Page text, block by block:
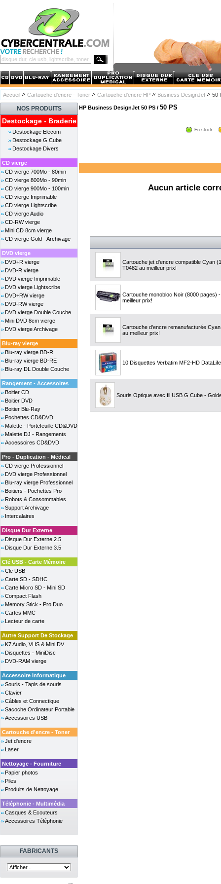
Accueil Cartouche d'encre - Toner Cartouche d'encre HP Business DesignJet 50
NOS PRODUITS
Destockage - Braderie
Destockage Elecom
Destockage G Cube
Destockage Divers
CD vierge
CD vierge 700Mo - 80min
CD vierge 800Mo - 90min
CD vierge 900Mo - 100min
CD vierge Imprimable
CD vierge Lightscribe
CD vierge Audio
CD-RW vierge
Mini CD 8cm vierge
CD vierge Gold - Archivage
DVD vierge
DVD+R vierge
DVD-R vierge
DVD vierge Imprimable
DVD vierge Lightscribe
DVD+RW vierge
DVD-RW vierge
DVD vierge Double Couche
Mini DVD 8cm vierge
DVD vierge Archivage
Blu-ray vierge
Blu-ray vierge BD-R
Blu-ray vierge BD-RE
Blu-ray DL Double Couche
Rangement - Accessoires
Boitier CD
Boitier DVD
Boitier Blu-Ray
Pochettes CD&DVD
Malette - Portefeuille CD&DVD
Malette DJ - Rangements
Accessoires CD&DVD
Pro - Duplication - Médical
CD vierge Professionnel
DVD vierge Professionnel
Blu-ray vierge Professionnel
Boitiers - Pochettes Pro
Robots & Consommables
Support Archivage
Intercalaires
Disque Dur Externe
Disque Dur Externe 2.5
Disque Dur Externe 3.5
Clé USB - Carte Mémoire
Cle USB
Carte SD - SDHC
Carte Micro SD - Mini SD
Compact Flash
Memory Stick - Pro Duo
Cartes MMC
Lecteur de carte
Autre Support De Stockage
K7 Audio, VHS & Mini DV
Disquettes - MiniDisc
DVD-RAM vierge
Accessoire Informatique
Souris - Tapis de souris
Clavier
Câbles et Connectique
Sacoche Ordinateur Portable
Accessoires USB
Cartouche d'encre - Toner
Jet d'encre
Laser
Nettoyage - Fourniture
Papier photos
Piles
Produits de Nettoyage
Téléphonie - Multimédia
Casques & Ecouteurs
Accessoires Téléphonie
FABRICANTS
HP Business DesignJet 50 PS / 50 PS
En stock
Aucun article
Cartouche jet d'encre compatible Cyan
T0482 au meilleur prix!
Cartouche monobloc Noir (8000 pages)
meilleur prix!
Cartouche d'encre remanufacturée
au meilleur prix!
10 Disquettes Verbatim MF2-HD
Souris Optique avec fil USB G Cube -